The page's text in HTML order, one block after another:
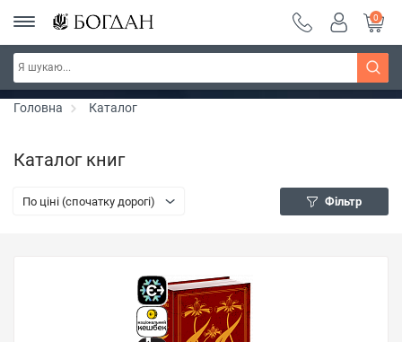
РОЗПРОДАЖ ~ 150 грн ~ 200 грн ~ 250 грн ~
300 грн ~ РОЗПРОДАЖ
Дізнатись більше
0
Головна Каталог
Каталог книг
По ціні (спочатку дорогі) Фільтр